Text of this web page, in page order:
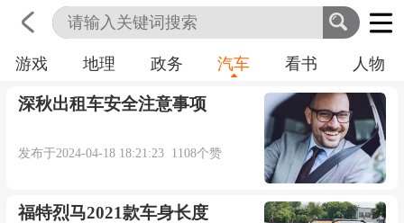
首页 科技 生活 职业
游戏 地理 政务 汽车 看书 人物
深秋出租车安全注意事项
发布于2024-04-18 18:21:23 1108个赞
福特烈马2021款车身长度